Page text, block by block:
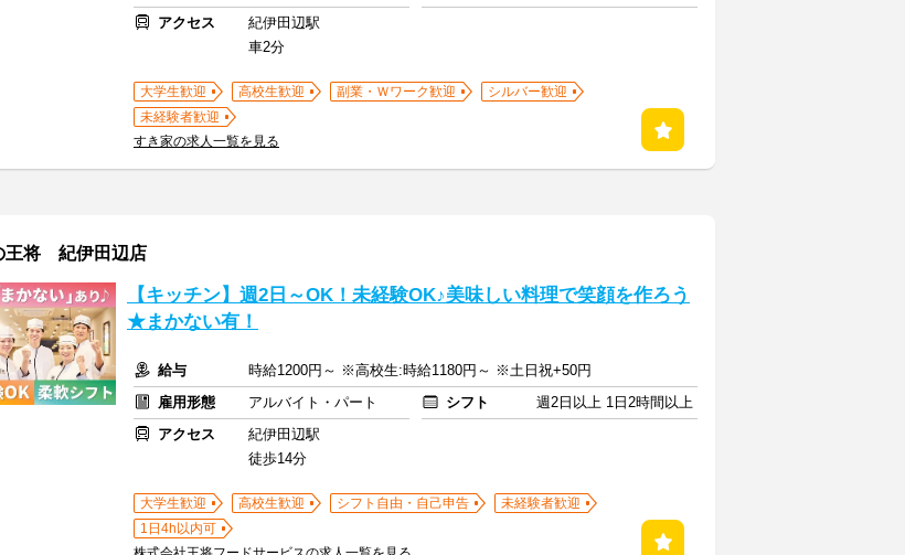
アクセス
紀伊田辺駅
車2分
大学生歓迎 高校生歓迎 副業・Ｗワーク歓迎
シルバー歓迎
未経験者歓迎
すき家の求人一覧を見る
王将 紀伊田辺店
【キッチン】週2日～OK！未経験OK♪美味しい料理で笑顔を作ろう
★まかない有！
給与
時給1200円～ ※高校生:時給1180円～ ※土日祝+50円
雇用形態
アルバイト・パート シフト
週2日以上 1日2時間以上
アクセス
紀伊田辺駅
徒歩14分
大学生歓迎 高校生歓迎 シフト自由・自己申告
未経験者歓迎
1日4h以内可